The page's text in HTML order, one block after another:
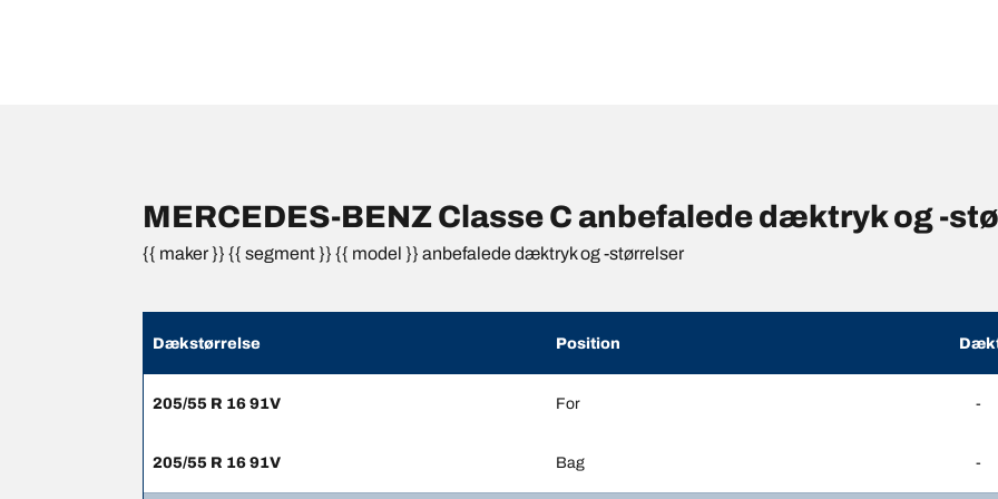
MERCEDES-BENZ Classe C anbefalede dæktryk og -
{{ maker }} {{ segment }} {{ model }} anbefalede dæktryk og -størrelser
Dækstørrelse Position
205/55 R 16 91V For -
205/55 R 16 91V Bag -